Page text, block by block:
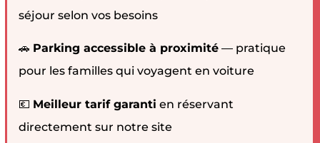
séjour selon vos besoins
🚗 Parking accessible à proximité — pratique
pour les familles qui voyagent en voiture
💶 Meilleur tarif garanti en réservant
directement sur notre site